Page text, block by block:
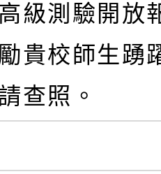
級測驗開放
貴校師生踴
查照。